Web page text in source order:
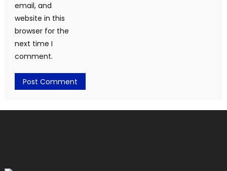
email, and
website in this
browser for the
next time I
comment.